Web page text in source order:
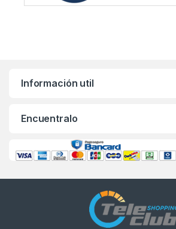
Información util
Encuentralo